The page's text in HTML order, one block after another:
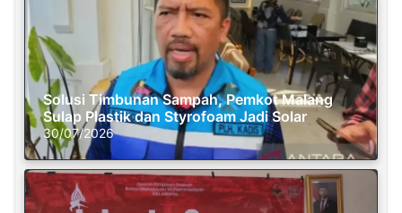
Solusi Timbunan Sampah, Pemkot Malang
Sulap Plastik dan Styrofoam Jadi Solar
30/07/2026